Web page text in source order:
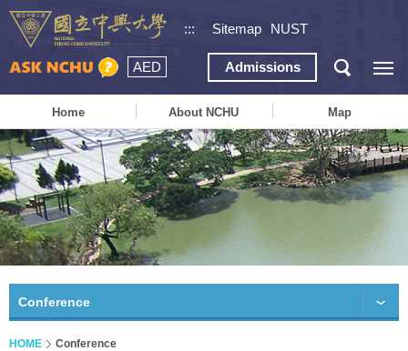
::: Sitemap NUST
AED Admissions
Home About NCHU Map
Conference
HOME Conference